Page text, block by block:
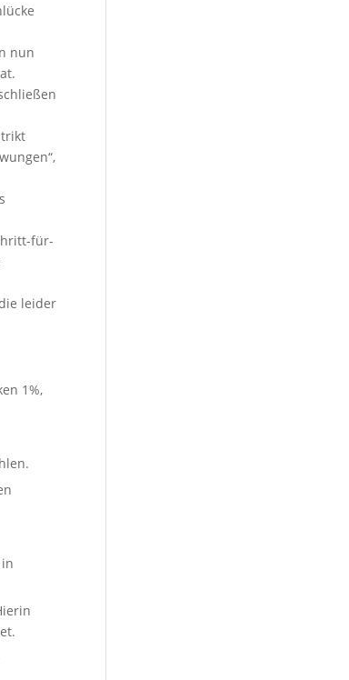
nun
für-
leider
1%,